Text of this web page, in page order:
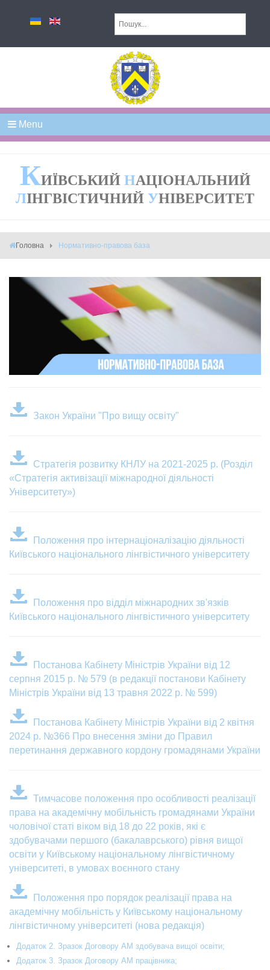
Menu
КИЇВСЬКИЙ НАЦІОНАЛЬНИЙ
ЛІНГВІСТИЧНИЙ УНІВЕРСИТЕТ
Головна Нормативно-правова база
Закон України "Про вищу освіту"
Стратегія розвитку КНЛУ на 2021-2025 р. (Розділ
«Стратегія активізації міжнародної діяльності
Університету»)
Положення про інтернаціоналізацію діяльності
Київського національного лінгвістичного університету
Положення про відділ міжнародних зв'язків
Київського національного лінгвістичного університету
Постанова Кабінету Міністрів України від 12
серпня 2015 р. № 579 (в редакції постанови Кабінету
Міністрів України від 13 травня 2022 р. № 599)
Постанова Кабінету Міністрів України від 2 квітня
2024 р. №366 Про внесення зміни до Правил
перетинання державного кордону громадянами України
Тимчасове положення про особливості реалізації
права на академічну мобільність громадянами України
чоловічої статі віком від 18 до 22 років, які є
здобувачами першого (бакалаврського) рівня вищої
освіти у Київському національному лінгвістичному
університеті, в умовах воєнного стану
Положення про порядок реалізації права на
академічну мобільність у Київському національному
лінгвістичному університеті (нова редакція)
Додаток 2. Зразок Договору АМ здобувача вищої освіти;
Додаток 3. Зразок Договору АМ працівника;